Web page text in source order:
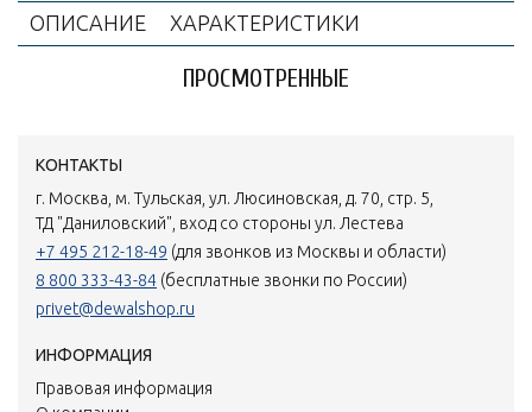
ОПИСАНИЕ ХАРАКТЕРИСТИКИ
ПРОСМОТРЕННЫЕ
КОНТАКТЫ
г. Москва, м. Тульская, ул. Люсиновская, д. 70, стр. 5,
ТД "Даниловский", вход со стороны ул. Лестева
+7 495 212-18-49 (для звонков из Москвы и области)
8 800 333-43-84 (бесплатные звонки по России)
privet@dewalshop.ru
ИНФОРМАЦИЯ
Правовая информация